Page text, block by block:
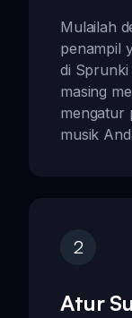
Mulailah
penampil
di Sprunki
masing
mengatur
musik
2
Atur